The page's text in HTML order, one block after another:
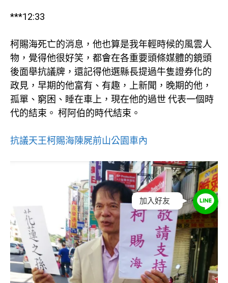
***12:33
柯賜海死亡的消息，他也算是我年輕時候的風雲人
物，覺得他很好笑，都會在各重要頭條媒體的鏡頭
後面舉抗議牌，還記得他選縣長提過牛隻證券化的
政見，早期的他富有、有趣，上新聞，晚期的他，
孤單、窮困、睡在車上，現在他的過世 代表一個時
代的結束。 柯阿伯的時代結束。
抗議天王柯賜海陳屍前山公園車內
加入好友